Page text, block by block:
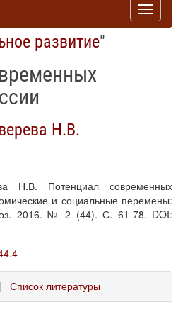
Toggle
развитие"
Н.В.
Н.В. Потенциал современных
и социальные перемены:
2016. № 2 (44). С. 61-78. DOI:
| Список литературы